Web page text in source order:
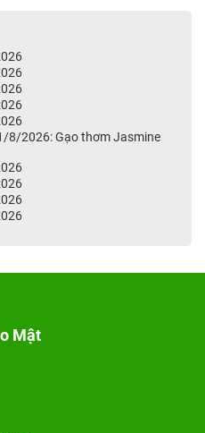
8/2026: Gạo thơm Jasmine
Mật